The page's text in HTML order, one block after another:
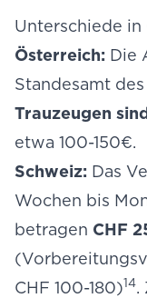
Unterschiede
Österreich: Die
Standesamt
Trauzeugen
etwa 100-150€.
Schweiz: Das
Wochen bis
betragen CHF
CHF 100-180)14.